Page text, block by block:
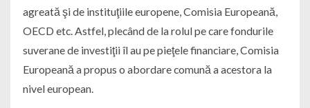
agreată şi de instituţiile europene, Comisia Europeană,
OECD etc. Astfel, plecând de la rolul pe care fondurile
suverane de investiţii îl au pe pieţele financiare, Comisia
Europeană a propus o abordare comună a acestora la
nivel european.